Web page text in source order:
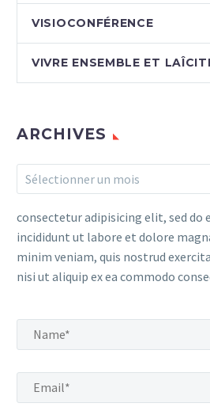
VISIOCONFÉRENCE
VIVRE ENSEMBLE ET
ARCHIVES
Archives
Sélectionner un mois
consectetur adipisicing elit, sed do
incididunt ut labore et dolore
minim veniam, quis nostrud
nisi ut aliquip ex ea commodo